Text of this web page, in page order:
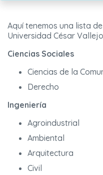
Aquí tenemos una lista
Universidad César
Ciencias Sociales
Ciencias de la
Derecho
Ingeniería
Agroindustrial
Ambiental
Arquitectura
Civil